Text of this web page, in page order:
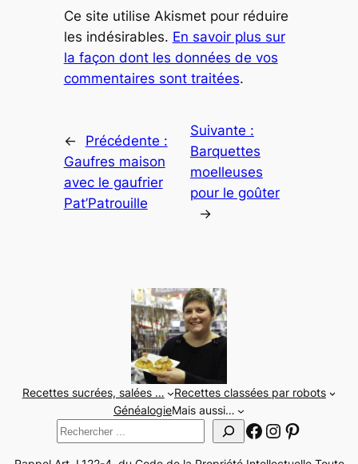
Ce site utilise Akismet pour réduire
les indésirables. En savoir plus sur
la façon dont les données de vos
commentaires sont traitées.
←
Précédente :
Gaufres maison
avec le gaufrier
Pat’Patrouille
Suivante :
Barquettes
moelleuses
pour le goûter
→
Recettes sucrées, salées …
Recettes classées par robots
GénéalogieMais aussi…
Rechercher
Facebook
Instagram